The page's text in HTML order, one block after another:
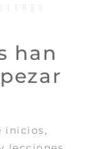
han
inicios,